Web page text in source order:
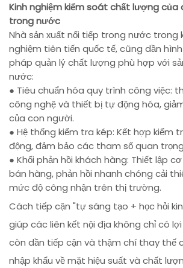
Kinh nghiệm kiểm soát chất lượng của
trong nước
Nhà sản xuất nối tiếp trong nước trong
nghiệm tiên tiến quốc tế, cũng dần
pháp quản lý chất lượng phù hợp với
nước:
● Tiêu chuẩn hóa quy trình công việc:
công nghệ và thiết bị tự động hóa,
của con người.
● Hệ thống kiểm tra kép: Kết hợp kiểm
động, đảm bảo các tham số quan
● Khối phản hồi khách hàng: Thiết lập
bán hàng, phản hồi nhanh chóng cải
mức độ công nhận trên thị trường.
Cách tiếp cận "tự sáng tạo + học hỏi
giúp các liên kết nội địa không chỉ có
còn dần tiếp cận và thậm chí thay thế
nhập khẩu về mặt hiệu suất và chất